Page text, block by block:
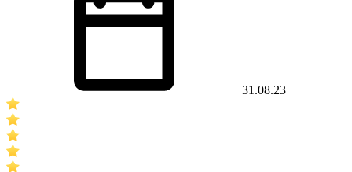
31.08.23